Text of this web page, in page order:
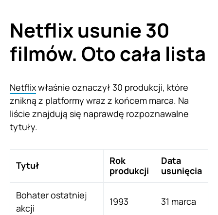
Netflix usunie 30
filmów. Oto cała lista
Netflixwłaśnie oznaczył 30 produkcji, które
znikną z platformy wraz z końcem marca. Na
liście znajdują się naprawdę rozpoznawalne
tytuły.
Tytuł
Rok
produkcji
Data
usunięcia
Bohater ostatniej
akcji
1993 31 marca